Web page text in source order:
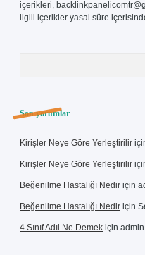
içerikleri,
ilgili içerikler yasal süre
Son yorumlar
Kirişler Neye Göre Yerleştirilir
Kirişler Neye Göre Yerleştirilir
Beğenilme Hastalığı Nedir için
Beğenilme Hastalığı Nedir için
4 Sınıf Adıl Ne Demek için admin